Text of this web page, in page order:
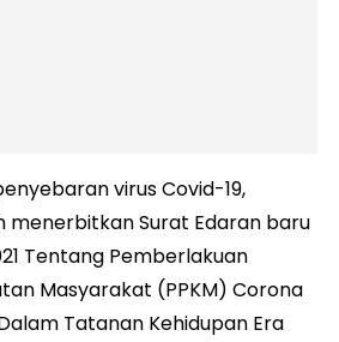
virus Covid-19,
menerbitkan Surat Edaran baru
Tentang Pemberlakuan
Masyarakat (PPKM) Corona
Tatanan Kehidupan Era